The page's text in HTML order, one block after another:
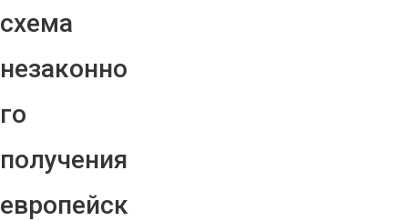
схема
незаконно
го
получения
европейск